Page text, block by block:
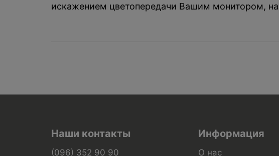
искажением цветопередачи Вашим монитором,
Наши контакты
(096) 352 90 90
Информация
О нас